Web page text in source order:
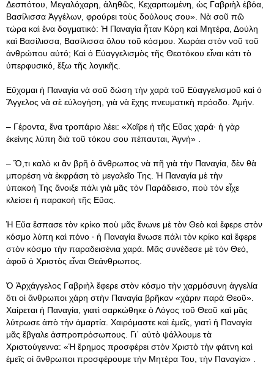
Δεσπότου, Μεγαλόχαρη, ἀληθῶς, Κεχαριτωμένη, ὡς Γαβριὴλ ἐβόα,
Βασίλισσα Ἀγγέλων, φρούρει τοὺς δούλους σου». Νὰ σοῦ πῶ
τώρα καὶ ἕνα δογματικό: Ἡ Παναγία ἦταν Κόρη καὶ Μητέρα, Δούλη
καὶ Βασίλισσα, Βασίλισσα ὅλου τοῦ κόσμου. Χωράει στὸν νοῦ τοῦ
ἀνθρώπου αὐτό; Καὶ ὁ Εὐαγγελισμὸς τῆς Θεοτόκου εἶναι κάτι τὸ
ὑπερφυσικό, ἔξω τῆς λογικῆς.
Εὔχομαι ἡ Παναγία νὰ σοῦ δώση τὴν χαρὰ τοῦ Εὐαγγελισμοῦ καὶ ὁ
Ἄγγελος νὰ σὲ εὐλογήση, γιὰ νὰ ἔχης πνευματικὴ πρόοδο. Ἀμήν.
– Γέροντα, ἕνα τροπάριο λέει: «Χαῖρε ἡ τῆς Εὔας χαρά· ἡ γὰρ
ἐκείνης λύπη διὰ τοῦ τόκου σου πέπαυται, Ἁγνή» .
– Ὅ,τι καλὸ κι ἂν βρῆ ὁ ἄνθρωπος νὰ πῆ γιὰ τὴν Παναγία, δὲν θὰ
μπορέση νὰ ἐκφράση τὸ μεγαλεῖο Της. Ἡ Παναγία μὲ τὴν
ὑπακοή Της ἄνοιξε πάλι γιὰ μᾶς τὸν Παράδεισο, ποὺ τὸν εἶχε
κλείσει ἡ παρακοὴ τῆς Εὔας.
Ἡ Εὔα ἔσπασε τὸν κρίκο ποὺ μᾶς ἕνωνε μὲ τὸν Θεὸ καὶ ἔφερε στὸν
κόσμο λύπη καὶ πόνο · ἡ Παναγία ἕνωσε πάλι τὸν κρίκο καὶ ἔφερε
στὸν κόσμο τὴν παραδεισένια χαρά. Μᾶς συνέδεσε μὲ τὸν Θεό,
ἀφοῦ ὁ Χριστὸς εἶναι Θεάνθρωπος.
Ὁ Ἀρχάγγελος Γαβριὴλ ἔφερε στὸν κόσμο τὴν χαρμόσυνη ἀγγελία
ὅτι οἱ ἄνθρωποι χάρη στὴν Παναγία βρῆκαν «χάριν παρὰ Θεοῦ».
Χαίρεται ἡ Παναγία, γιατὶ σαρκώθηκε ὁ Λόγος τοῦ Θεοῦ καὶ μᾶς
λύτρωσε ἀπὸ τὴν ἁμαρτία. Χαιρόμαστε καὶ ἐμεῖς, γιατὶ ἡ Παναγία
μᾶς ἔβγαλε ἀσπροπρόσωπους. Γι᾿ αὐτὸ ψάλλουμε τὰ
Χριστούγεννα: «Ἡ ἔρημος προσφέρει στὸν Χριστὸ τὴν φάτνη καὶ
ἐμεῖς οἱ ἄνθρωποι προσφέρουμε τὴν Μητέρα Του, τὴν Παναγία» .